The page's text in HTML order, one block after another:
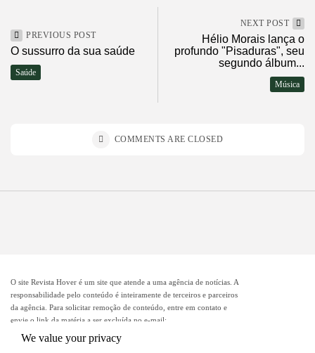
We value your privacy
PREVIOUS POST
O sussurro da sua saúde
Saúde
NEXT POST
Hélio Morais lança o
profundo "Pisaduras", seu
segundo álbum...
Música
COMMENTS ARE CLOSED
O site Revista Hover é um site que atende a uma agência de notícias. A
responsabilidade pelo conteúdo é inteiramente de terceiros e parceiros
da agência. Para solicitar remoção de conteúdo, entre em contato e
envie o link da matéria a ser excluída no e-mail:
remocao@mcomglobal.com